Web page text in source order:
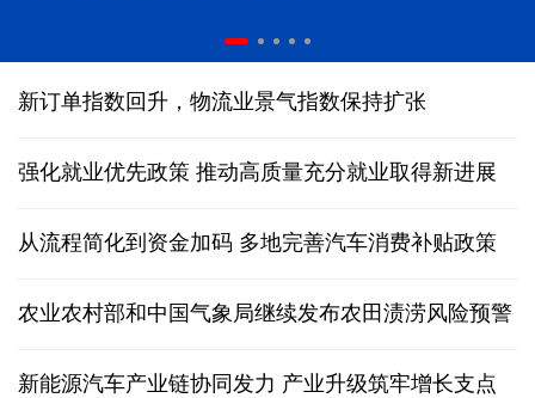
新订单指数回升，物流业景气指数保持扩张
强化就业优先政策 推动高质量充分就业取得新进展
从流程简化到资金加码 多地完善汽车消费补贴政策
农业农村部和中国气象局继续发布农田渍涝风险预警
新能源汽车产业链协同发力 产业升级筑牢增长支点